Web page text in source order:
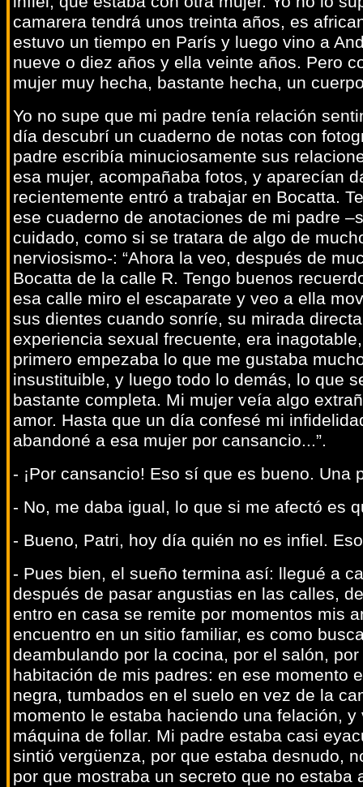
camarera tendrá unos treinta años, es
estuvo un tiempo en París y luego vino a
nueve o diez años y ella veinte años. Pero
mujer muy hecha, bastante hecha, un
Yo no supe que mi padre tenía relación
día descubrí un cuaderno de notas con
padre escribía minuciosamente sus
esa mujer, acompañaba fotos, y aparecían
recientemente entró a trabajar en Bocatta.
ese cuaderno de anotaciones de mi padre
cuidado, como si se tratara de algo de
nerviosismo-: “Ahora la veo, después de
Bocatta de la calle R. Tengo buenos
esa calle miro el escaparate y veo a ella
sus dientes cuando sonríe, su mirada
experiencia sexual frecuente, era
primero empezaba lo que me gustaba
insustituible, y luego todo lo demás, lo que
bastante completa. Mi mujer veía algo
amor. Hasta que un día confesé mi
abandoné a esa mujer por cansancio...”.
- ¡Por cansancio! Eso sí que es bueno. Una
- No, me daba igual, lo que si me afectó es
- Bueno, Patri, hoy día quién no es infiel.
- Pues bien, el sueño termina así: llegué a
después de pasar angustias en las calles,
entro en casa se remite por momentos mis
encuentro en un sitio familiar, es como
deambulando por la cocina, por el salón,
habitación de mis padres: en ese momento
negra, tumbados en el suelo en vez de la
momento le estaba haciendo una felación,
máquina de follar. Mi padre estaba casi
sintió vergüenza, por que estaba desnudo,
por que mostraba un secreto que no estaba